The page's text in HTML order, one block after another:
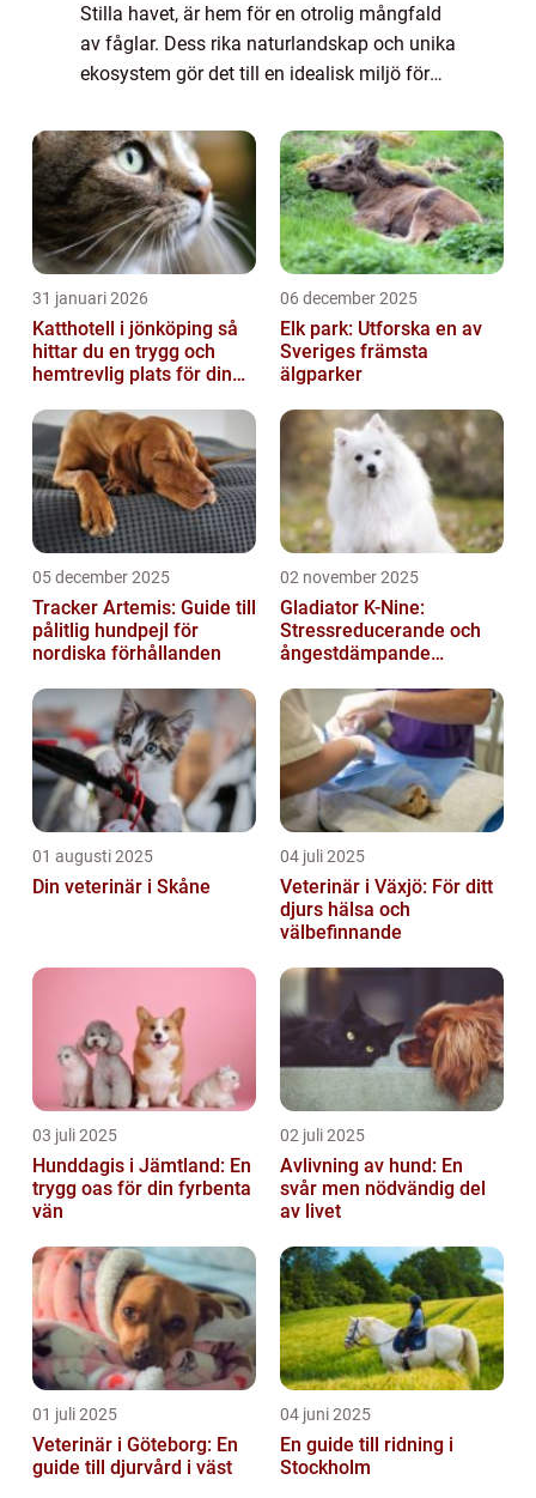
Stilla havet, är hem för en otrolig mångfald
av fåglar. Dess rika naturlandskap och unika
ekosystem gör det till en idealisk miljö för
vi att utforska olika aspek...
31 januari 2026
Katthotell i jönköping så
hittar du en trygg och
hemtrevlig plats för din
06 december 2025
Elk park: Utforska en av
Sveriges främsta
älgparker
05 december 2025
Tracker Artemis: Guide till
pålitlig hundpejl för
nordiska förhållanden
02 november 2025
Gladiator K-Nine:
Stressreducerande och
ångestdämpande
01 augusti 2025
Din veterinär i Skåne
04 juli 2025
Veterinär i Växjö: För ditt
djurs hälsa och
välbefinnande
03 juli 2025
Hunddagis i Jämtland: En
trygg oas för din fyrbenta
vän
02 juli 2025
Avlivning av hund: En
svår men nödvändig del
av livet
01 juli 2025
Veterinär i Göteborg: En
guide till djurvård i väst
04 juni 2025
En guide till ridning i
Stockholm